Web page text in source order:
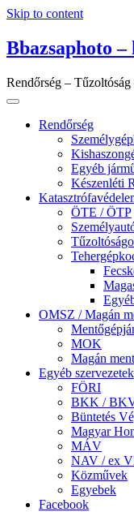
Skip to content
Bbazsaphoto
Rendőrség –
Rendőrség
Egyéb
Készenléti
ÖTE / ÖTP
OMSZ / Magán
MOK
Magán
Egyéb szervezetek
FÖRI
BKK /
Büntetés
Magyar
MÁV
NAV / ex
Közművek
Egyebek
Facebook